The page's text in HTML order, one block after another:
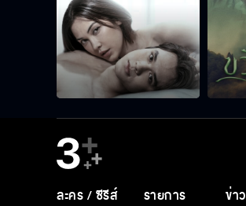
ละคร / ซีรีส์ รายการ ข่าว